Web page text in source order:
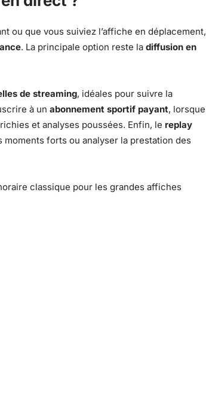
ou que vous suiviez l’affiche en déplacement,
. La principale option reste la diffusion en
de streaming, idéales pour suivre la
à un abonnement sportif payant, lorsque
et analyses poussées. Enfin, le replay
forts ou analyser la prestation des
classique pour les grandes affiches